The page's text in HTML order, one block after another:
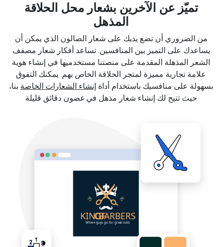
تميّز عن الآخرين بشعار محل الحلاقة
المذهل
من الضروري أن تضع يديك على شعار الصالون الذي يمكن أن
يساعدك على التميز بين المنافسين. تساعد أفكار شعار مصفف
الشعر المذهلة المقدمة على منصتنا مستخدميها في إنشاء هوية
علامة تجارية مميزة لمتجر الحلاقة الخاص بهم. يمكنك التفوق
بسهولة على منافسيك باستخدام أداة إنشاء الشعارات الخاصة بنا،
حيث تتيح لك إنشاء شعار مذهل في غضون دقائق قليلة